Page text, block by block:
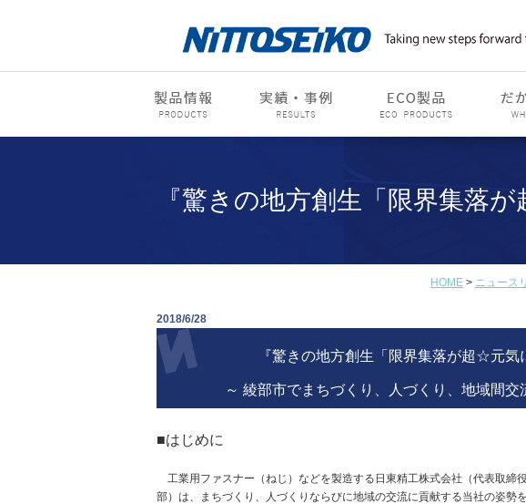
『驚きの地方創生「限界集落
HOME > ニュース
2018/6/28
『驚きの地方創生「限界集落が超☆元気
～ 綾部市でまちづくり、人づくり、地域間
■はじめに
工業用ファスナー（ねじ）などを製造する日東精工株式会社（代表取締
部）は、まちづくり、人づくりならびに地域の交流に貢献する当社の姿